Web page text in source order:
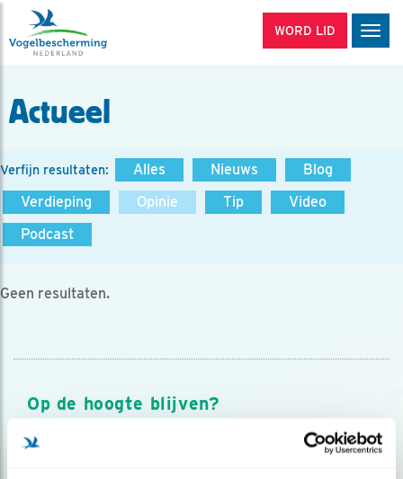
WORD LID
Actueel
Verfijn resultaten: Alles Nieuws
Blog
Verdieping
Opinie Tip
Video
Podcast
Geen resultaten.
Op de hoogte blijven?
Meld je aan en ontvang nieuws, inspiratie, acties en tips
over vogels en activiteiten van Vogelbescherming.